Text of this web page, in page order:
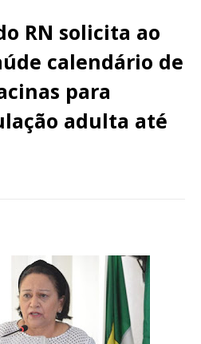
RN solicita ao
calendário de
para
adulta até